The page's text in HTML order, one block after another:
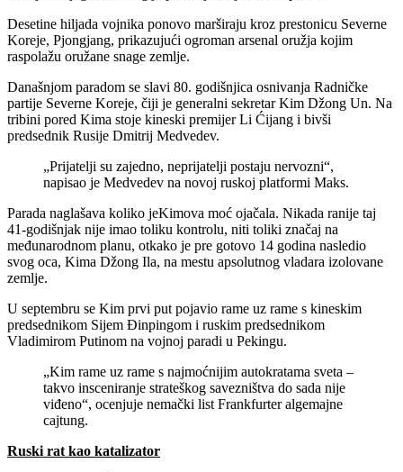
Desetine hiljada vojnika ponovo marširaju kroz prestonicu Severne
Koreje, Pjongjang, prikazujući ogroman arsenal oružja kojim
raspolažu oružane snage zemlje.
Današnjom paradom se slavi 80. godišnjica osnivanja Radničke
partije Severne Koreje, čiji je generalni sekretar Kim Džong Un. Na
tribini pored Kima stoje kineski premijer Li Ćijang i bivši
predsednik Rusije Dmitrij Medvedev.
„Prijatelji su zajedno, neprijatelji postaju nervozni“,
napisao je Medvedev na novoj ruskoj platformi Maks.
Parada naglašava koliko jeKimova moć ojačala. Nikada ranije taj
41-godišnjak nije imao toliku kontrolu, niti toliki značaj na
međunarodnom planu, otkako je pre gotovo 14 godina nasledio
svog oca, Kima Džong Ila, na mestu apsolutnog vladara izolovane
zemlje.
U septembru se Kim prvi put pojavio rame uz rame s kineskim
predsednikom Sijem Đinpingom i ruskim predsednikom
Vladimirom Putinom na vojnoj paradi u Pekingu.
„Kim rame uz rame s najmoćnijim autokratama sveta –
takvo insceniranje strateškog savezništva do sada nije
viđeno“, ocenjuje nemački list Frankfurter algemajne
cajtung.
Ruski rat kao katalizator